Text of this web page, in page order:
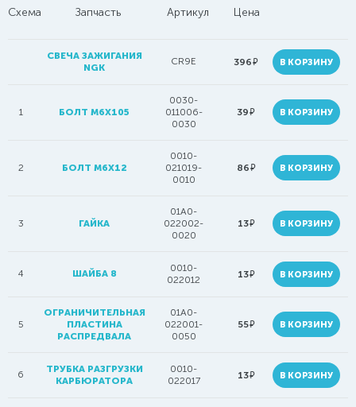
Схема Запчасть Артикул Цена
СВЕЧА ЗАЖИГАНИЯ
NGK
CR9E 396руб. В КОРЗИНУ
1 БОЛТ М6Х105
0030-
011006-
0030
39руб. В КОРЗИНУ
2 БОЛТ M6Х12
0010-
021019-
0010
86руб. В КОРЗИНУ
3 ГАЙКА
01A0-
022002-
0020
13руб. В КОРЗИНУ
4 ШАЙБА 8
0010-
022012
13руб. В КОРЗИНУ
5
ОГРАНИЧИТЕЛЬНАЯ
ПЛАСТИНА
РАСПРЕДВАЛА
01A0-
022001-
0050
55руб. В КОРЗИНУ
6
ТРУБКА РАЗГРУЗКИ
КАРБЮРАТОРА
0010-
022017
13руб. В КОРЗИНУ